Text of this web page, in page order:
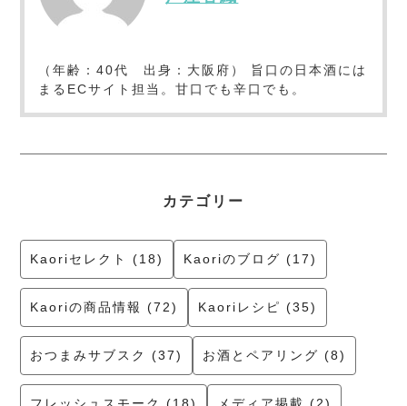
（年齢：40代 出身：大阪府） 旨口の日本酒には
まるECサイト担当。甘口でも辛口でも。
カテゴリー
Kaoriセレクト (18) Kaoriのブログ (17)
Kaoriの商品情報 (72) Kaoriレシピ (35)
おつまみサブスク (37) お酒とペアリング (8)